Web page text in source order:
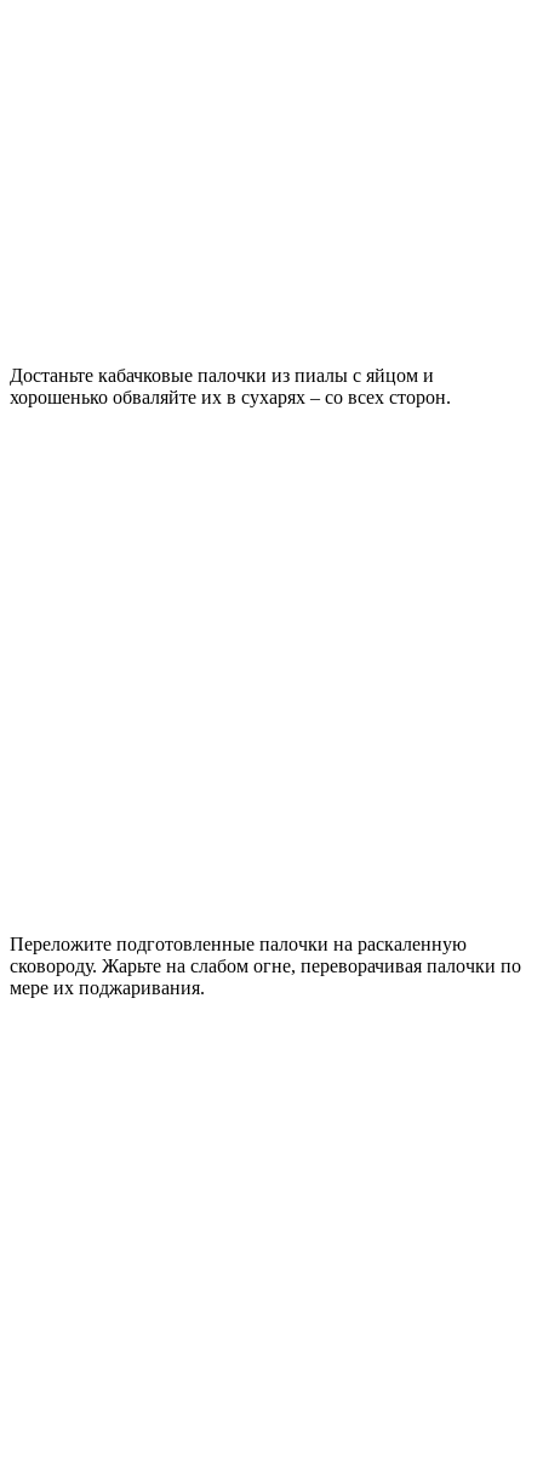
Достаньте кабачковые палочки из пиалы с яйцом и
хорошенько обваляйте их в сухарях – со всех сторон.
Переложите подготовленные палочки на раскаленную
сковороду. Жарьте на слабом огне, переворачивая палочки по
мере их поджаривания.